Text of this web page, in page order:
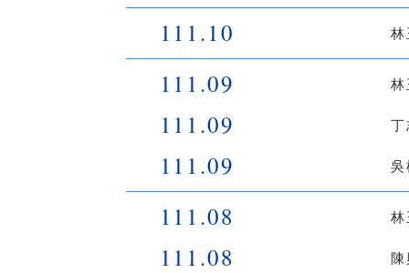
111.10
111.09
111.09
111.09
111.08
111.08